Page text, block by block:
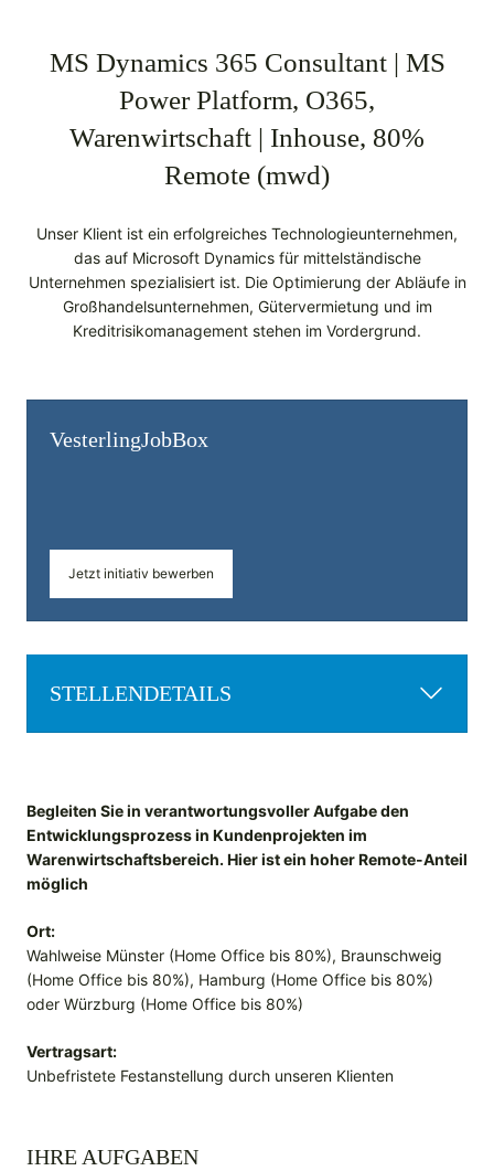
MS Dynamics 365 Consultant | MS
Power Platform, O365,
Warenwirtschaft | Inhouse, 80%
Remote (mwd)
Unser Klient ist ein erfolgreiches Technologieunternehmen,
das auf Microsoft Dynamics für mittelständische
Unternehmen spezialisiert ist. Die Optimierung der Abläufe in
Großhandelsunternehmen, Gütervermietung und im
Kreditrisikomanagement stehen im Vordergrund.
Vesterling­JobBox
Jetzt initiativ bewerben
STELLENDETAILS
Begleiten Sie in verantwortungsvoller Aufgabe den
Entwicklungsprozess in Kundenprojekten im
Warenwirtschaftsbereich. Hier ist ein hoher Remote-Anteil
möglich
Ort:
Wahlweise Münster (Home Office bis 80%), Braunschweig
(Home Office bis 80%), Hamburg (Home Office bis 80%)
oder Würzburg (Home Office bis 80%)
Vertragsart:
Unbefristete Festanstellung durch unseren Klienten
IHRE AUFGABEN